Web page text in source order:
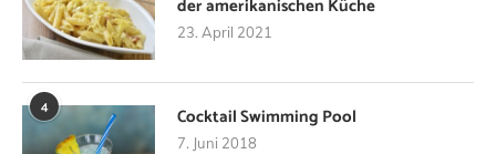
der amerikanischen Küche
23. April 2021
4 Cocktail Swimming Pool
7. Juni 2018